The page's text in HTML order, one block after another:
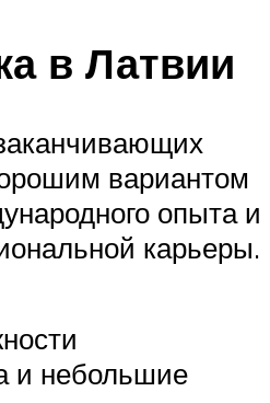
в Латвии
вариантом
опыта и
карьеры.
и небольшие